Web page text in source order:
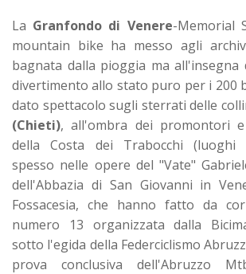
La Granfondo di Venere-Memorial
mountain bike ha messo agli
bagnata dalla pioggia ma all'insegna
divertimento allo stato puro per i 200
dato spettacolo sugli sterrati delle
(Chieti), all'ombra dei promontori
della Costa dei Trabocchi (luoghi
spesso nelle opere del "Vate"
dell'Abbazia di San Giovanni in
Fossacesia, che hanno fatto da
numero 13 organizzata dalla
sotto l'egida della Federciclismo
prova conclusiva dell'Abruzzo